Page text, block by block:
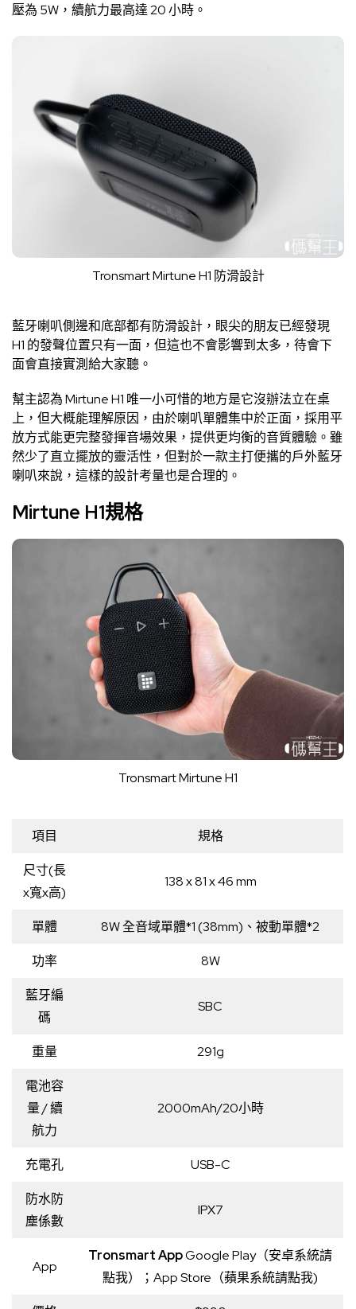
壓為 5W，續航力最高達 20 小時。
Tronsmart Mirtune H1 防滑設計
藍牙喇叭側邊和底部都有防滑設計，眼尖的朋友已經發現
H1 的發聲位置只有一面，但這也不會影響到太多，待會下
面會直接實測給大家聽。
幫主認為 Mirtune H1 唯一小可惜的地方是它沒辦法立在桌
上，但大概能理解原因，由於喇叭單體集中於正面，採用平
放方式能更完整發揮音場效果，提供更均衡的音質體驗。雖
然少了直立擺放的靈活性，但對於一款主打便攜的戶外藍牙
喇叭來說，這樣的設計考量也是合理的。
Mirtune H1規格
Tronsmart Mirtune H1
項目 規格
尺寸(長
x寬x高)
138 x 81 x 46 mm
單體 8W 全音域單體*1 (38mm)、被動單體*2
功率 8W
藍牙編
碼
SBC
重量 291g
電池容
量 / 續
航力
2000mAh/20小時
充電孔 USB-C
防水防
塵係數
IPX7
App
Tronsmart AppGoogle Play（安卓系統請
點我）； AppStore（蘋果系統請點我)